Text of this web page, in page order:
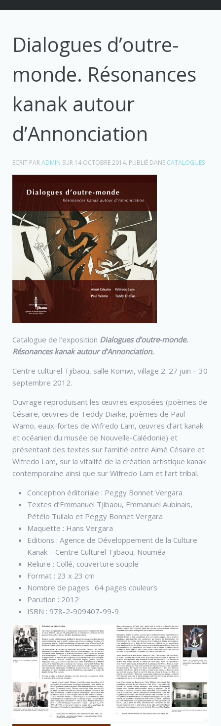
Dialogues d’outre-
monde. Résonances
kanak autour
d’Annonciation
ECRIT PAR ADMIN SUR 14 OCTOBRE 2014. PUBLIÉ DANS CATALOGUES
Catalogue de l’exposition Dialogues d’outre-monde.
Résonances kanak autour d’Annonciation.
Centre culturel Tjibaou, salle Komwi, village 2. 27 juin – 30
septembre 2012.
Ouvrage reproduisant les œuvres exposées (poèmes de
Césaire, œuvres de Teddy Diaïke, poèmes de Paul
Wamo, eaux-fortes de Wifredo Lam, œuvres d’art kanak
et océanien du musée de Nouvelle-Calédonie) et
présentant des textes sur l’amitié entre Aimé Césaire et
Wifredo Lam, sur la vitalité de la création artistique kanak
contemporaine ainsi que sur Wifredo Lam et l’art tribal.
Conception éditoriale : Peggy Bonnet Vergara
Textes d’Emmanuel Tjibaou, Emmanuel Aubinais,
Pétélo Tuilalo et Peggy Bonnet Vergara
Maquette : Hans Vergara
Editions : Agence de Développement de la Culture
Kanak – Centre Culturel Tjibaou, Nouméa
Reliure : Collé, couverture souple
Format : 23 x 23 cm
Nombre de pages : 64 pages couleurs
Parution : 2012
ISBN : 978-2-909407-99-9